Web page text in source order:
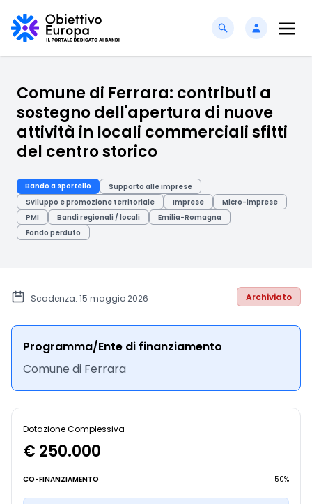
Comune di Ferrara: contributi a
sostegno dell'apertura di nuove
attività in locali commerciali sfitti
del centro storico
Bando a sportello
Supporto alle imprese
Sviluppo e promozione territoriale
Imprese
Micro-imprese
PMI
Bandi regionali / locali
Emilia-Romagna
Fondo perduto
Scadenza: 15 maggio 2026 Archiviato
Programma/Ente di finanziamento
Comune di Ferrara
Dotazione Complessiva
€ 250.000
CO-FINANZIAMENTO 50%